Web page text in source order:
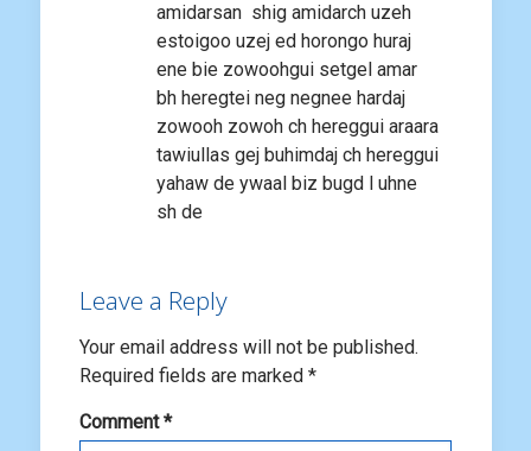
amidarsan shig amidarch uzeh
estoigoo uzej ed horongo huraj
ene bie zowoohgui setgel amar
bh heregtei neg negnee hardaj
zowooh zowoh ch hereggui araara
tawiullas gej buhimdaj ch hereggui
yahaw de ywaal biz bugd l uhne
sh de
Leave a Reply
Your email address will not be published.
Required fields are marked *
Comment*